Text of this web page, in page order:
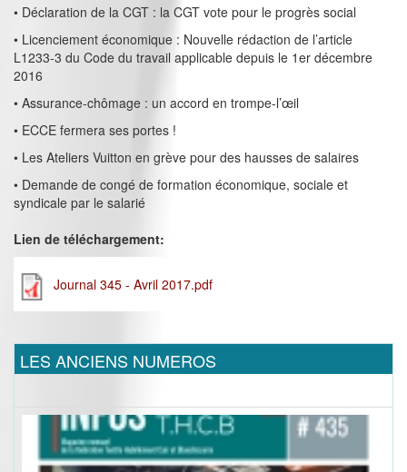
• Déclaration de la CGT : la CGT vote pour le progrès social
• Licenciement économique : Nouvelle rédaction de l’article
L1233-3 du Code du travail applicable depuis le 1er décembre
2016
• Assurance-chômage : un accord en trompe-l’œil
• ECCE fermera ses portes !
• Les Ateliers Vuitton en grève pour des hausses de salaires
• Demande de congé de formation économique, sociale et
syndicale par le salarié
Lien de téléchargement:
Journal 345 - Avril 2017.pdf
LES ANCIENS NUMEROS